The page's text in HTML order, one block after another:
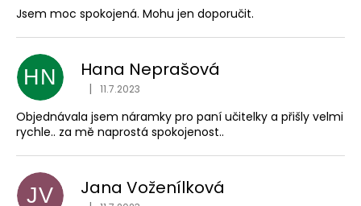
Jsem moc spokojená. Mohu jen doporučit.
HN Hana Neprašová
Hodnocení obchodu je 5 z 5 hvězdiček.
| 11.7.2023
Objednávala jsem náramky pro paní učitelky a přišly velmi
rychle.. za mě naprostá spokojenost..
JV Jana Voženílková